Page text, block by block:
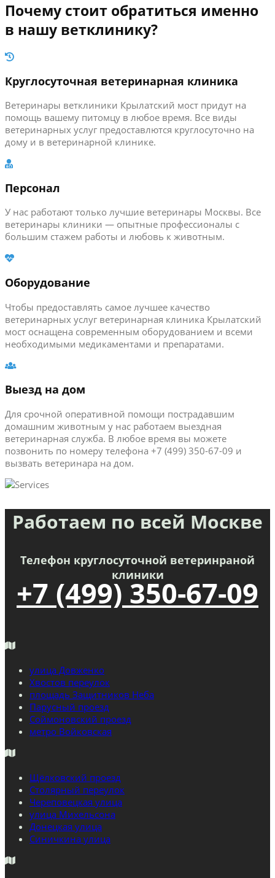
Почему стоит обратиться именно
в нашу ветклинику?
Круглосуточная ветеринарная клиника
Ветеринары ветклиники Крылатский мост придут на
помощь вашему питомцу в любое время. Все виды
ветеринарных услуг предоставлются круглосуточно на
дому и в ветеринарной клинике.
Персонал
У нас работают только лучшие ветеринары Москвы. Все
ветеринары клиники — опытные профессионалы с
большим стажем работы и любовь к животным.
Оборудование
Чтобы предоставлять самое лучшее качество
ветеринарных услуг ветеринарная клиника Крылатский
мост оснащена современным оборудованием и всеми
необходимыми медикаментами и препаратами.
Выезд на дом
Для срочной оперативной помощи пострадавшим
домашним животным у нас работаем выездная
ветеринарная служба. В любое время вы можете
позвонить по номеру телефона +7 (499) 350-67-09 и
вызвать ветеринара на дом.
Работаем по всей Москве
Телефон круглосуточной ветеринраной
клиники
+7 (499) 350-67-09
улица Довженко
Хвостов переулок
площадь Защитников Неба
Парусный проезд
Соймоновский проезд
метро Войковская
Щёлковский проезд
Столярный переулок
Череповецкая улица
улица Михельсона
Донецкая улица
Синичкина улица